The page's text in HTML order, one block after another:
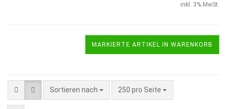
inkl. 3% MwSt.
MARKIERTE ARTIKEL IN WARENKORB
Sortieren nach 250 pro Seite